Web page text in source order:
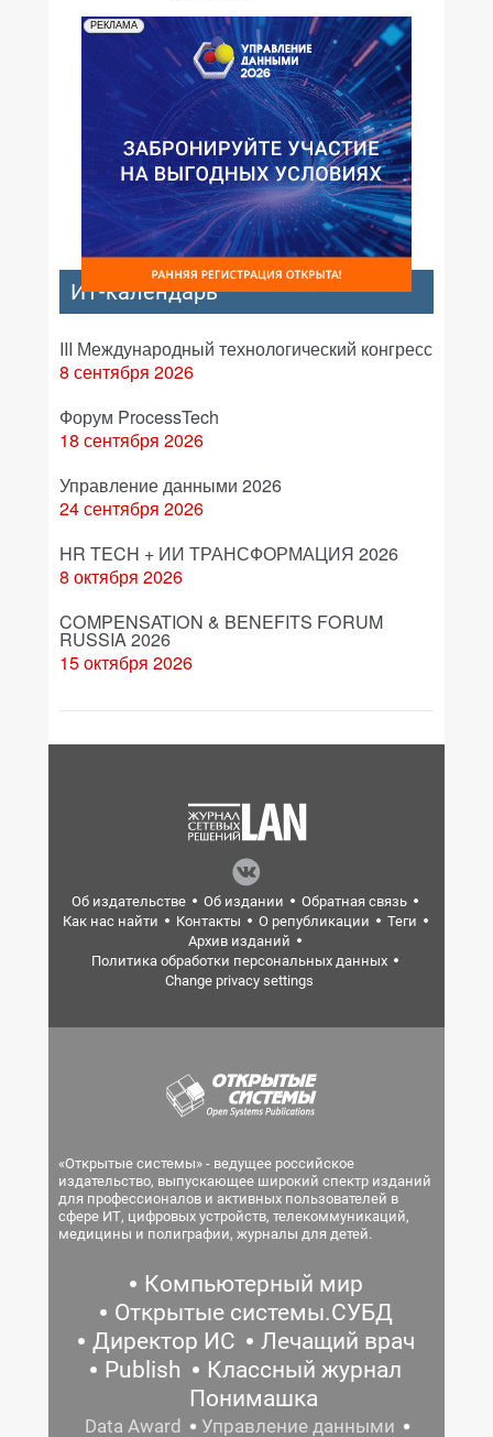
РЕКЛАМА
ИТ-календарь
III Международный технологический конгресс
8 сентября 2026
Форум ProcessTech
18 сентября 2026
Управление данными 2026
24 сентября 2026
HR TECH + ИИ ТРАНСФОРМАЦИЯ 2026
8 октября 2026
COMPENSATION & BENEFITS FORUM
RUSSIA 2026
15 октября 2026
Об издательстве Об издании
Обратная связь
Как нас найти
Контакты О републикации
Теги
Архив изданий
Политика обработки персональных данных
Change privacy settings
«Открытые системы» - ведущее российское
издательство, выпускающее широкий спектр изданий
для профессионалов и активных пользователей в
сфере ИТ, цифровых устройств, телекоммуникаций,
медицины и полиграфии, журналы для детей.
Компьютерный мир
Открытые системы.СУБД
Директор ИС
Лечащий врач
Publish
Классный журнал
Понимашка
Data Award Управление данными